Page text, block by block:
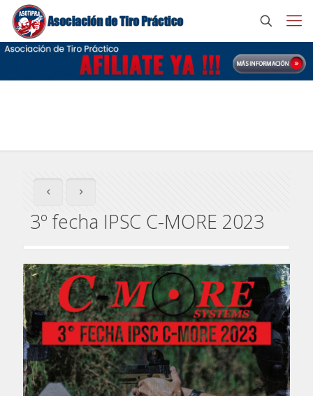
3º fecha IPSC C-MORE 2023